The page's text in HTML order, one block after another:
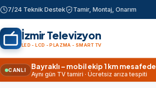
7/24 Teknik Destek Tamir, Montaj, Onarım
İzmir Televizyon
LED - LCD - PLAZMA - SMART TV
CANLI Bayraklı – mobil ekip 1 km mesafede
Aynı gün TV tamiri · Ücretsiz arıza tespiti